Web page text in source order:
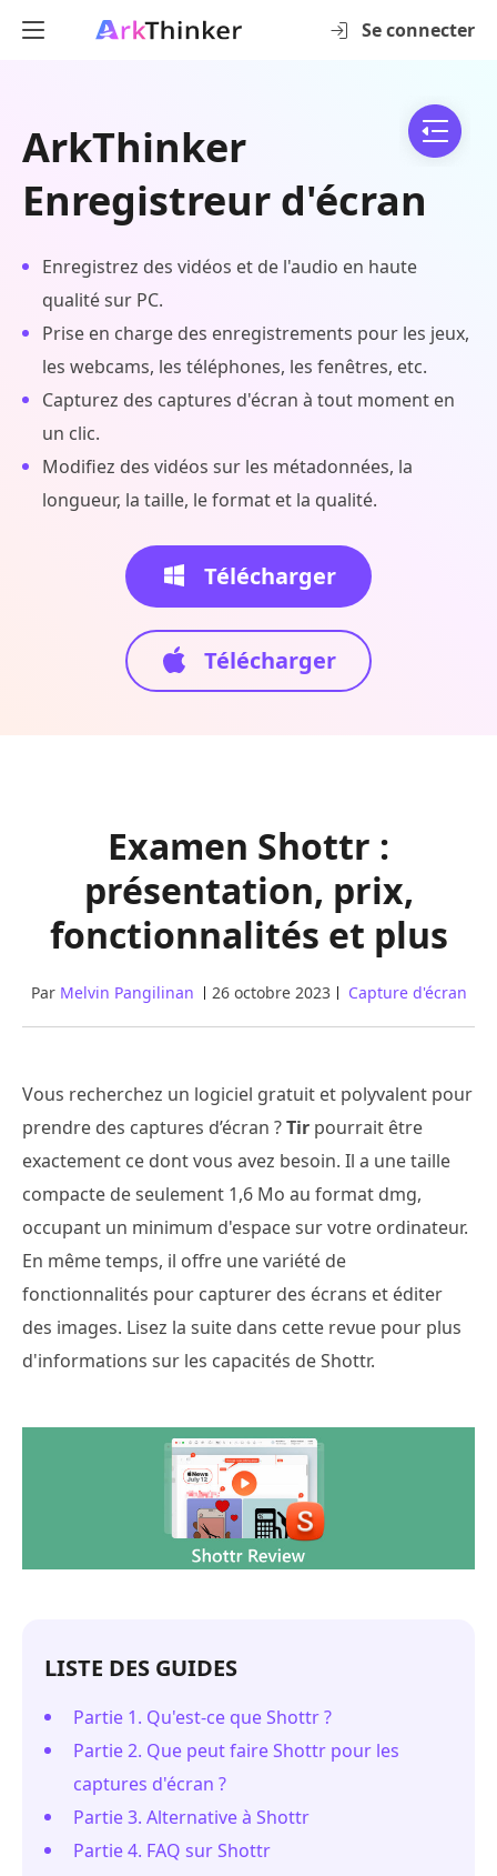
Se connecter
ArkThinker
Enregistreur d'écran
Enregistrez des vidéos et de l'audio en haute
qualité sur PC.
Prise en charge des enregistrements pour les jeux,
les webcams, les téléphones, les fenêtres, etc.
Capturez des captures d'écran à tout moment en
un clic.
Modifiez des vidéos sur les métadonnées, la
longueur, la taille, le format et la qualité.
Télécharger
Télécharger
Examen Shottr :
présentation, prix,
fonctionnalités et plus
Par Melvin Pangilinan 26 octobre 2023 Capture d'écran
Vous recherchez un logiciel gratuit et polyvalent pour
prendre des captures d’écran ?Tir pourrait être
exactement ce dont vous avez besoin. Il a une taille
compacte de seulement 1,6 Mo au format dmg,
occupant un minimum d'espace sur votre ordinateur.
En même temps, il offre une variété de
fonctionnalités pour capturer des écrans et éditer
des images. Lisez la suite dans cette revue pour plus
d'informations sur les capacités de Shottr.
LISTE DES GUIDES
Partie 1. Qu'est-ce que Shottr ?
Partie 2. Que peut faire Shottr pour les
captures d'écran ?
Partie 3. Alternative à Shottr
Partie 4. FAQ sur Shottr